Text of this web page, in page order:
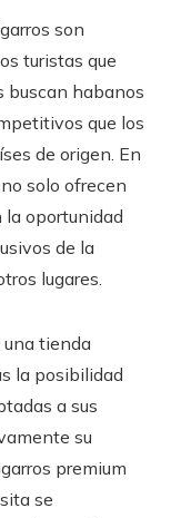
son
turistas que
buscan habanos
que los
de origen. En
solo ofrecen
la oportunidad
de la
lugares.
una tienda
la posibilidad
a sus
su
premium
se